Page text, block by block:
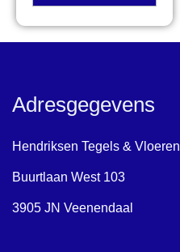
Adresgegevens
Hendriksen Tegels & Vloeren
Buurtlaan West 103
3905 JN Veenendaal